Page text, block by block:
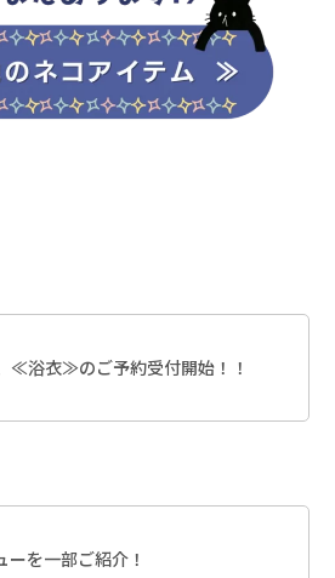
≪浴衣≫のご予約受付開始！！
ーを一部ご紹介！